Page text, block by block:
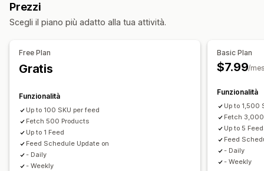
Caricamento in blocco
Sincronizzazione delle scorte
Regole personalizzate
Formule personalizzate
Regole personalizzate
Scorte locali Feed localizzati
Targeting delle collezioni
Sincronizzazione dei prodotti
Aggiornamenti del negozio
Sincronizzazione programmata
Selezione dei prodotti
Gestione dei GTIN
Multiformato
Prezzi
Scegli il piano più adatto alla tua attività.
Free Plan
Gratis
Funzionalità
Up to 100 SKU per feed
Fetch 500 Products
Up to 1 Feed
Feed Schedule Update on
- Daily
- Weekly
Basic Plan
$7.99/
Funzionalità
Up to 1,500
Fetch
Up to 5
Feed
- Daily
- Weekly